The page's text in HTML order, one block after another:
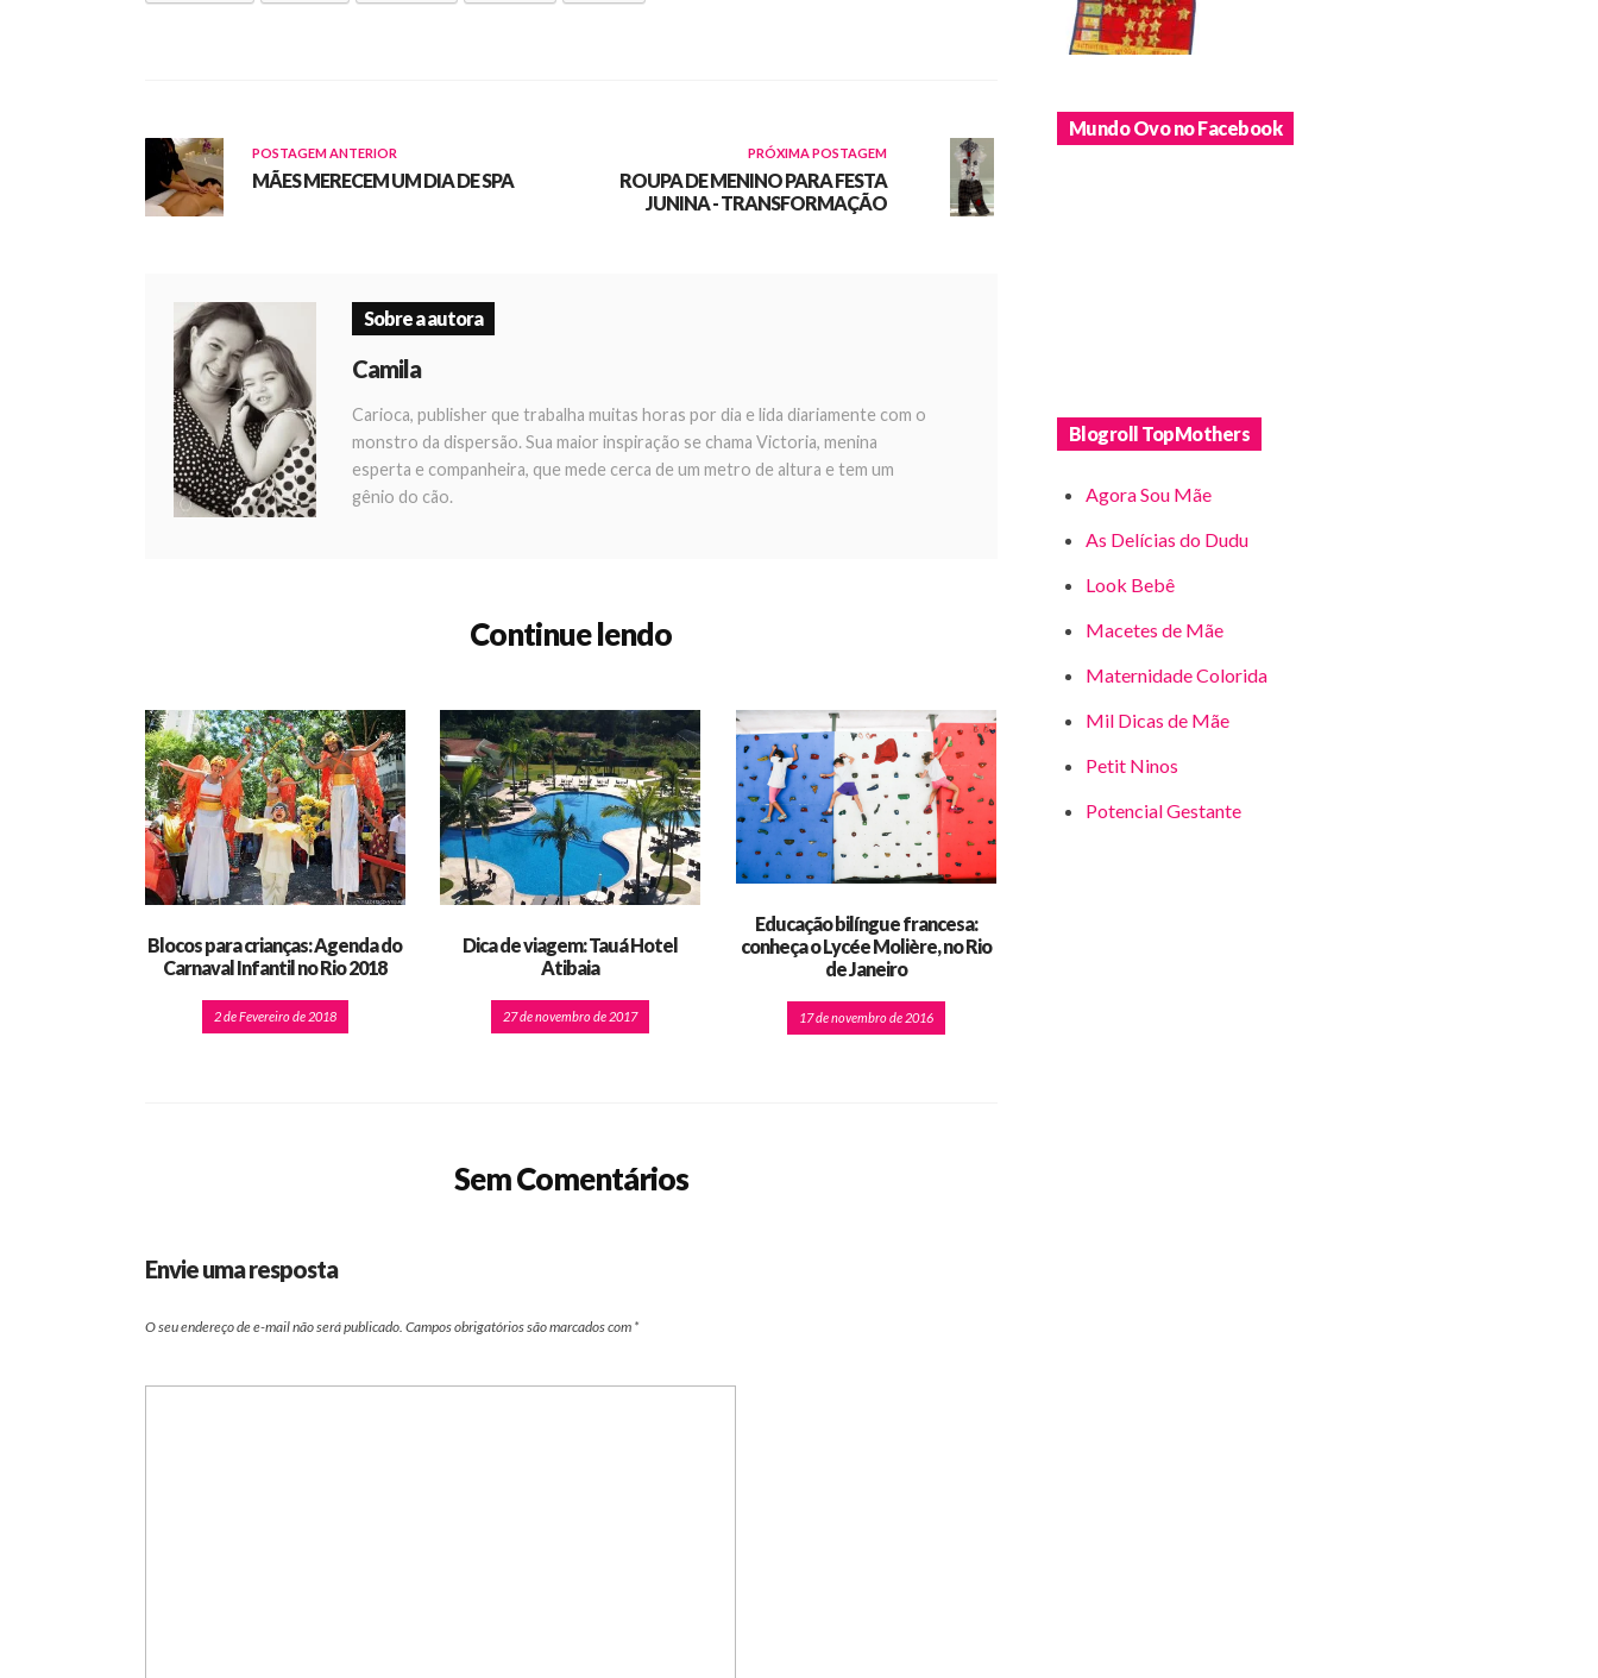
POSTAGEM ANTERIOR
MÃES MERECEM UM DIA DE SPA
PRÓXIMA POSTAGEM
ROUPA DE MENINO PARA FESTA
JUNINA - TRANSFORMAÇÃO
Sobre a autora
Camila
Carioca, publisher que trabalha muitas horas por dia e lida diariamente com o
monstro da dispersão. Sua maior inspiração se chama Victoria, menina
esperta e companheira, que mede cerca de um metro de altura e tem um
gênio do cão.
Continue lendo
Blocos para crianças: Agenda do
Carnaval Infantil no Rio 2018
2 de Fevereiro de 2018
Dica de viagem: Tauá Hotel
Atibaia
27 de novembro de 2017
Educação bilíngue francesa:
conheça o Lycée Molière, no Rio
de Janeiro
17 de novembro de 2016
Sem Comentários
Envie uma resposta
O seu endereço de e-mail não será publicado. Campos obrigatórios são marcados com *
Mundo Ovo no Facebook
Blogroll TopMothers
Agora Sou Mãe
As Delícias do Dudu
Look Bebê
Macetes de Mãe
Maternidade Colorida
Mil Dicas de Mãe
Petit Ninos
Potencial Gestante